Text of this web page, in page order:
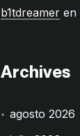
b1tdreamer en
Archives
agosto 2026